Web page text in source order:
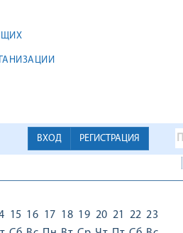
ВХОД РЕГИСТРАЦИЯ
15 16 17 18 19 20 21
22 23